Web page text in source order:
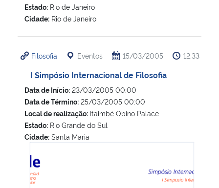
Estado: Rio de Janeiro
Cidade: Rio de Janeiro
Filosofia Eventos 15/03/2005 12:33
I Simpósio Internacional de Filosofia
Data de Início: 23/03/2005 00:00
Data de Término: 25/03/2005 00:00
Local de realização: Itaimbé Obino Palace
Estado: Rio Grande do Sul
Cidade: Santa Maria